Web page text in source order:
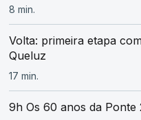
8 min.
Volta: primeira etapa
Queluz
17 min.
9h Os 60 anos da Ponte